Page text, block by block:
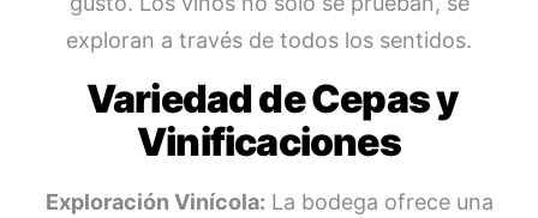
exploran a través de todos los sentidos.
Variedad de Cepas y
Vinificaciones
Exploración Vinícola: La bodega ofrece una